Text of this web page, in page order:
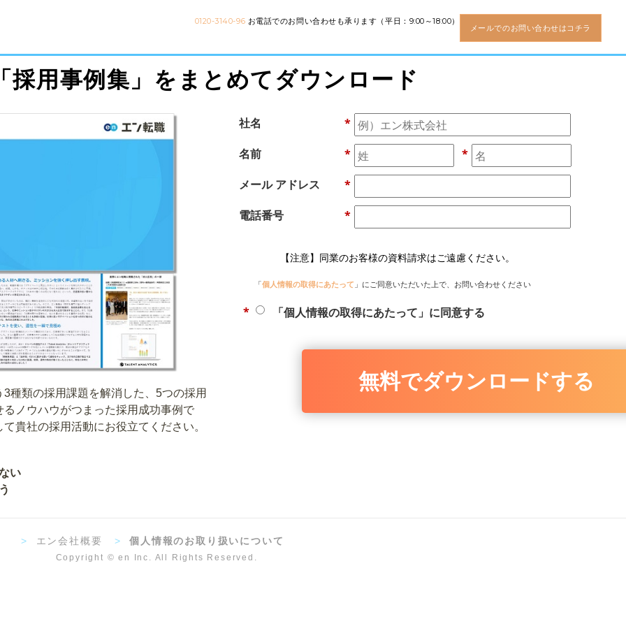
0120-3140-96 お電話でのお問い合わせも承ります（平日：9:00～18:00）
メールでのお問い合わせはコチラ
採用事例集」をまとめてダウンロード
種類の採用課題を解消した、5つの採用
ノウハウがつまった採用成功事例で
貴社の採用活動にお役立てください。
い
*
社名
*
名前
*
*
メール アドレス
*
電話番号
【注意】同業のお客様の資料請求はご遠慮ください。
「個人情報の取得にあたって 」にご同意いただいた上で、お問い合わせください
* 「個人情報の取得にあたって」に同意する
無料でダウンロードする
> エン会社概要 >個人情報のお取り扱いについて
Copyright © en Inc. All Rights Reserved.